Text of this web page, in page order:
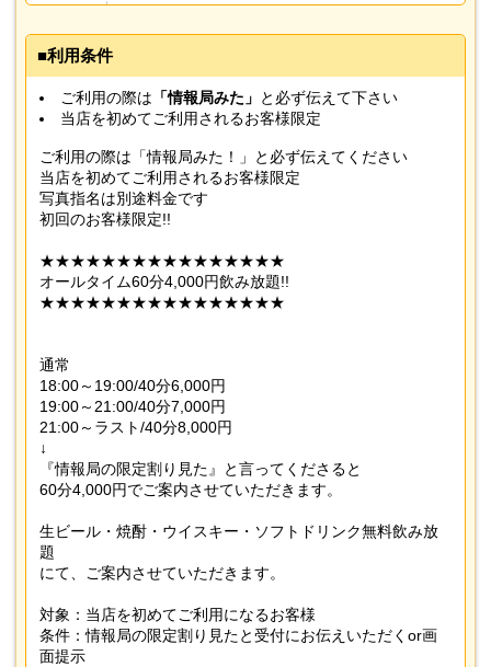
利用条件
ご利用の際は 「情報局みた」 と必ず伝えて下さい
当店を初めてご利用されるお客様限定
ご利用の際は「情報局みた！」と必ず伝えてください
当店を初めてご利用されるお客様限定
写真指名は別途料金です
初回のお客様限定!!
★★★★★★★★★★★★★★★★
オールタイム60分4,000円飲み放題!!
★★★★★★★★★★★★★★★★
通常
18:00～19:00/40分6,000円
19:00～21:00/40分7,000円
21:00～ラスト/40分8,000円
↓
『情報局の限定割り見た』と言ってくださると
60分4,000円でご案内させていただきます。
生ビール・焼酎・ウイスキー・ソフトドリンク無料飲み放
題
にて、ご案内させていただきます。
対象：当店を初めてご利用になるお客様
条件：情報局の限定割り見たと受付にお伝えいただくor画
面提示